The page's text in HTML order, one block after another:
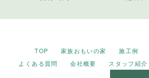
TOP 家族おもいの家 施工例
よくある質問
会社概要 スタッフ紹介